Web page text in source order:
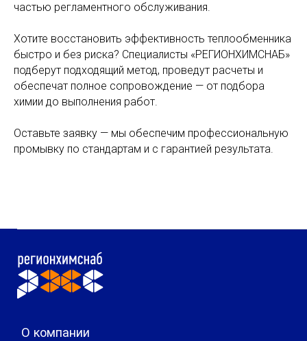
частью регламентного обслуживания.
Хотите восстановить эффективность теплообменника
быстро и без риска? Специалисты «РЕГИОНХИМСНАБ»
подберут подходящий метод, проведут расчеты и
обеспечат полное сопровождение — от подбора
химии до выполнения работ.
Оставьте заявку — мы обеспечим профессиональную
промывку по стандартам и с гарантией результата.